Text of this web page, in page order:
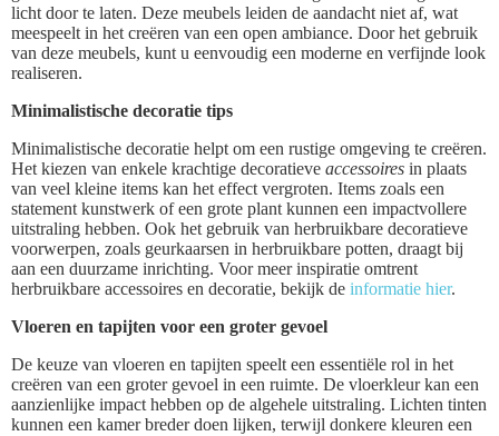
licht door te laten. Deze meubels leiden de aandacht niet af, wat
meespeelt in het creëren van een open ambiance. Door het gebruik
van deze meubels, kunt u eenvoudig een moderne en verfijnde look
realiseren.
Minimalistische decoratie tips
Minimalistische decoratie helpt om een rustige omgeving te creëren.
Het kiezen van enkele krachtige decoratieve accessoires in plaats
van veel kleine items kan het effect vergroten. Items zoals een
statement kunstwerk of een grote plant kunnen een impactvollere
uitstraling hebben. Ook het gebruik van herbruikbare decoratieve
voorwerpen, zoals geurkaarsen in herbruikbare potten, draagt bij
aan een duurzame inrichting. Voor meer inspiratie omtrent
herbruikbare accessoires en decoratie, bekijk de informatie hier.
Vloeren en tapijten voor een groter gevoel
De keuze van vloeren en tapijten speelt een essentiële rol in het
creëren van een groter gevoel in een ruimte. De vloerkleur kan een
aanzienlijke impact hebben op de algehele uitstraling. Lichten tinten
kunnen een kamer breder doen lijken, terwijl donkere kleuren een